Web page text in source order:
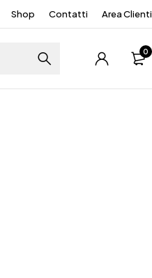
Shop Contatti Area Clienti
0